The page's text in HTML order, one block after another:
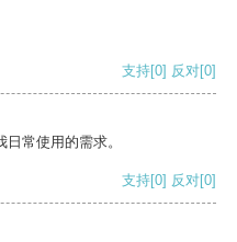
支持[0] 反对[0]
常使用的需求。
支持[0] 反对[0]